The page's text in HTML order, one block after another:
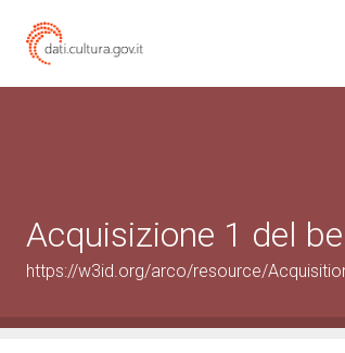
Acquisizione 1 del
https://w3id.org/arco/resource/